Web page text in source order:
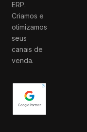
ERP.
Criamos e
otimizamos
seus
canais de
venda.